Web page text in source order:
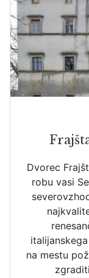
Dvorec
robu vasi
na mestu